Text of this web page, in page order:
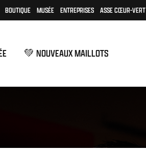
BOUTIQUE MUSÉE ENTREPRISES ASSE CŒUR-VERT
💚 NOUVEAUX MAILLOTS